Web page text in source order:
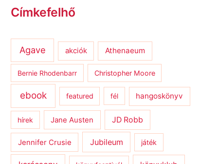
Címkefelhő
Agave akciók Athenaeum
Bernie Rhodenbarr Christopher Moore
ebook featured fél hangoskönyv
hírek Jane Austen JD Robb
Jennifer Crusie Jubileum játék